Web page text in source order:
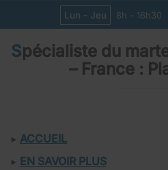
Lun - Jeu 8h - 16h30
Spécialiste du marteau pneumatique
– France :
ACCUEIL
EN SAVOIR PLUS